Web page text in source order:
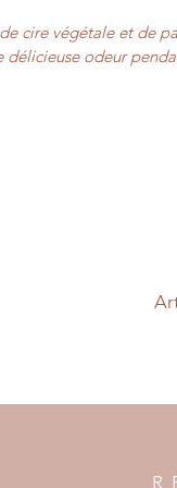
cire végétale et de
délicieuse odeur